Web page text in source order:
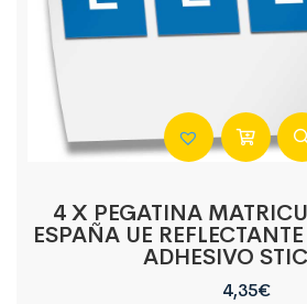
4 X PEGATINA
ESPAÑA UE
ADHESIVO
4,35€